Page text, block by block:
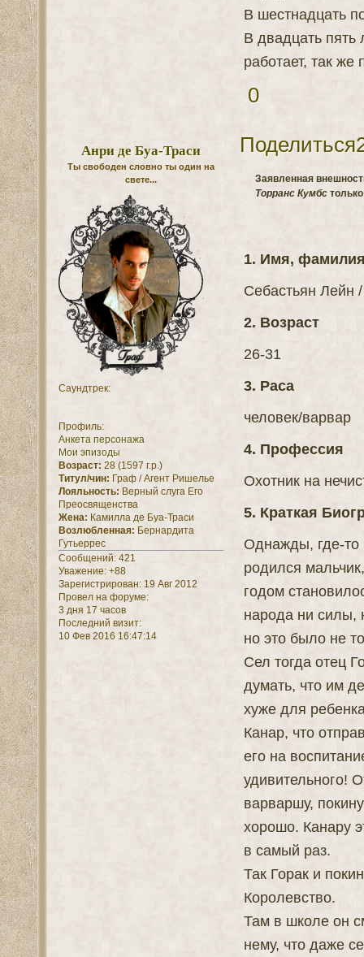
В шестнадцать
В двадцать пять
работает, так же
0
Поделиться
Анри де Буа-Траси
Ты свободен словно ты один на
свете...
Саундтрек:
Профиль:
Анкета персонажа
Мои эпизоды
Возраст: 28 (1597 г.р.)
Титул/чин: Граф / Агент Ришелье
Лояльность: Верный слуга Его
Преосвященства
Жена: Камилла де Буа-Траси
Возлюбленная: Бернардита
Гутьеррес
Сообщений:421
Уважение: +88
Зарегистрирован: 19 Авг 2012
Провел на форуме:
3 дня 17 часов
Последний визит:
10 Фев 2016 16:47:14
Заявленная
Торранс Кумбс
1. Имя,
Себастьян Лейн
2. Возраст
26-31
3. Раса
человек/варвар
4. Профессия
Охотник на
5. Краткая
Однажды, где-то
родился
годом
народа ни силы,
но это было не
Сел тогда отец
думать, что им
хуже для
Канар, что
его на
удивительного!
варваршу,
хорошо. Канару
в самый раз.
Так Горак и
Королевство.
Там в школе он
нему, что даже